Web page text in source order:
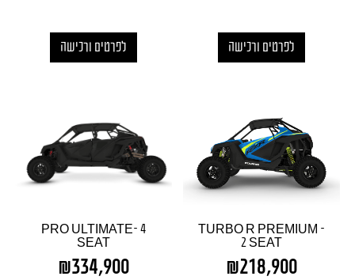
לפרטים ורכישה לפרטים ורכישה
TURBO R PREMIUM –
2 SEAT
₪218,900
PRO ULTIMATE- 4
SEAT
₪334,900